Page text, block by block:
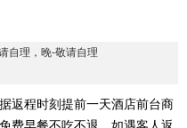
自理，晚-敬请自理
返程时刻提前一天酒店前台商